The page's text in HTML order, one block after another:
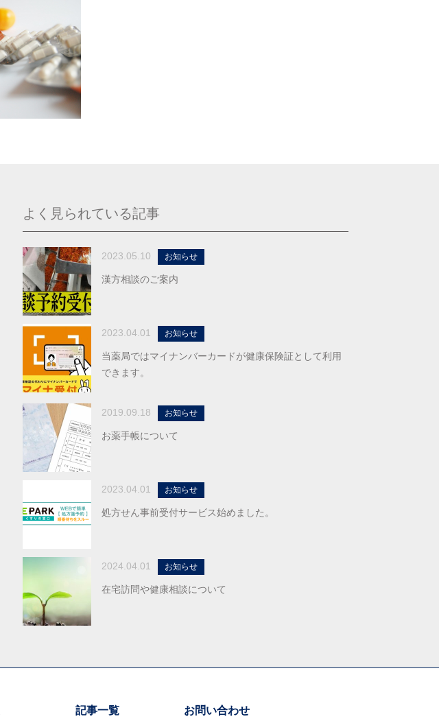
よく見られている記事
2023.05.10 お知らせ
漢方相談のご案内
2023.04.01 お知らせ
当薬局ではマイナンバーカードが健康保険証として利用
できます。
2019.09.18 お知らせ
お薬手帳について
2023.04.01 お知らせ
処方せん事前受付サービス始めました。
2024.04.01 お知らせ
在宅訪問や健康相談について
記事一覧 お問い合わせ